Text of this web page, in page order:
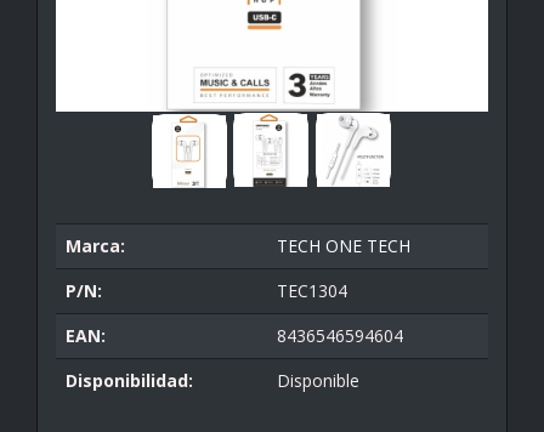
Marca:
TECH ONE TECH
P/N:
TEC1304
EAN:
8436546594604
Disponibilidad:
Disponible